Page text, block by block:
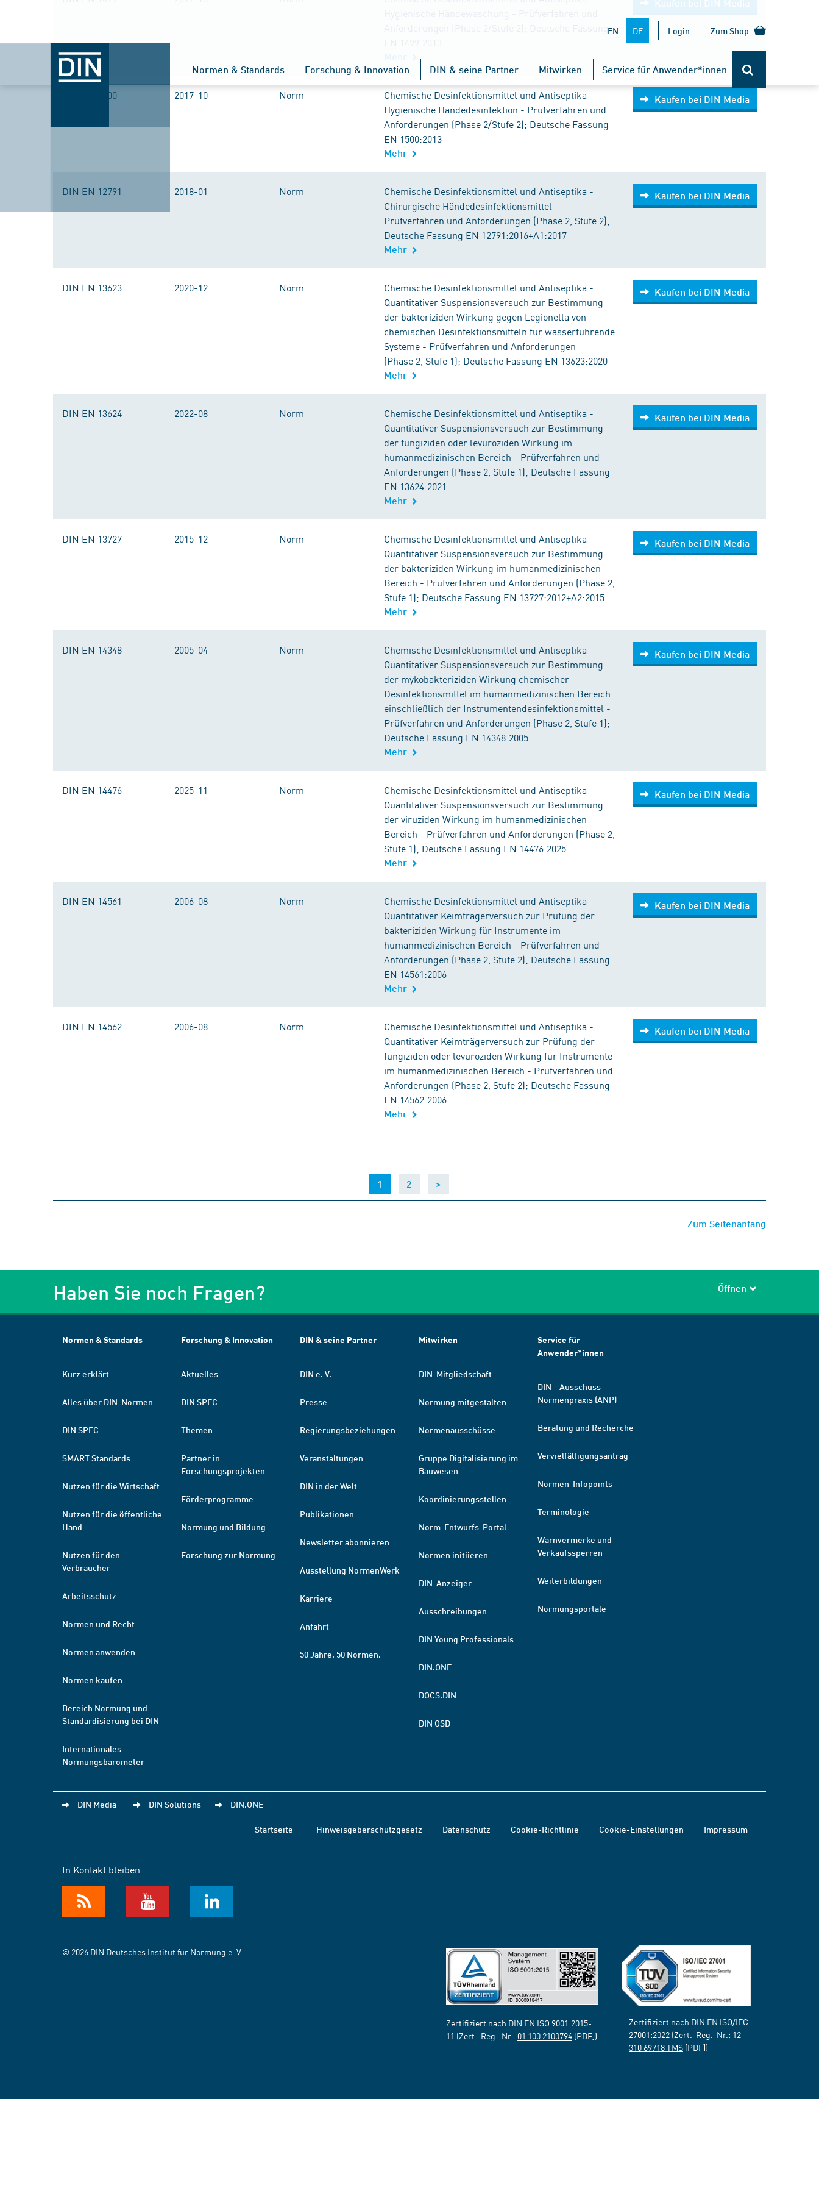
EN DE Login Zum Shop
Normen & Standards Forschung & Innovation DIN & seine Partner Mitwirken Service für Anwender*innen
Anforderungen (Phase 2/Stufe 2); Deutsche Fassung
Kaufen bei DIN Media
DIN EN 1500 2017-10 Norm
Chemische Desinfektionsmittel und Antiseptika -
Hygienische Händedesinfektion - Prüfverfahren und
Anforderungen (Phase 2/Stufe 2); Deutsche Fassung
EN 1500:2013
Mehr
Kaufen bei DIN Media
DIN EN 12791 2018-01 Norm
Chemische Desinfektionsmittel und Antiseptika -
Chirurgische Händedesinfektionsmittel -
Prüfverfahren und Anforderungen (Phase 2, Stufe 2);
Deutsche Fassung EN 12791:2016+A1:2017
Mehr
Kaufen bei DIN Media
DIN EN 13623 2020-12 Norm
Chemische Desinfektionsmittel und Antiseptika -
Quantitativer Suspensionsversuch zur Bestimmung
der bakteriziden Wirkung gegen Legionella von
chemischen Desinfektionsmitteln für wasserführende
Systeme - Prüfverfahren und Anforderungen
(Phase 2, Stufe 1); Deutsche Fassung EN 13623:2020
Mehr
Kaufen bei DIN Media
DIN EN 13624 2022-08 Norm
Chemische Desinfektionsmittel und Antiseptika -
Quantitativer Suspensionsversuch zur Bestimmung
der fungiziden oder levuroziden Wirkung im
humanmedizinischen Bereich - Prüfverfahren und
Anforderungen (Phase 2, Stufe 1); Deutsche Fassung
EN 13624:2021
Mehr
Kaufen bei DIN Media
DIN EN 13727 2015-12 Norm
Chemische Desinfektionsmittel und Antiseptika -
Quantitativer Suspensionsversuch zur Bestimmung
der bakteriziden Wirkung im humanmedizinischen
Bereich - Prüfverfahren und Anforderungen (Phase 2,
Stufe 1); Deutsche Fassung EN 13727:2012+A2:2015
Mehr
Kaufen bei DIN Media
DIN EN 14348 2005-04 Norm
Chemische Desinfektionsmittel und Antiseptika -
Quantitativer Suspensionsversuch zur Bestimmung
der mykobakteriziden Wirkung chemischer
Desinfektionsmittel im humanmedizinischen Bereich
einschließlich der Instrumentendesinfektionsmittel -
Prüfverfahren und Anforderungen (Phase 2, Stufe 1);
Deutsche Fassung EN 14348:2005
Mehr
Kaufen bei DIN Media
DIN EN 14476 2025-11 Norm
Chemische Desinfektionsmittel und Antiseptika -
Quantitativer Suspensionsversuch zur Bestimmung
der viruziden Wirkung im humanmedizinischen
Bereich - Prüfverfahren und Anforderungen (Phase 2,
Stufe 1); Deutsche Fassung EN 14476:2025
Mehr
Kaufen bei DIN Media
DIN EN 14561 2006-08 Norm
Chemische Desinfektionsmittel und Antiseptika -
Quantitativer Keimträgerversuch zur Prüfung der
bakteriziden Wirkung für Instrumente im
humanmedizinischen Bereich - Prüfverfahren und
Anforderungen (Phase 2, Stufe 2); Deutsche Fassung
EN 14561:2006
Mehr
Kaufen bei DIN Media
DIN EN 14562 2006-08 Norm
Chemische Desinfektionsmittel und Antiseptika -
Quantitativer Keimträgerversuch zur Prüfung der
fungiziden oder levuroziden Wirkung für Instrumente
im humanmedizinischen Bereich - Prüfverfahren und
Anforderungen (Phase 2, Stufe 2); Deutsche Fassung
EN 14562:2006
Mehr
Kaufen bei DIN Media
1 (current)
2 >
Zum Seitenanfang
Haben Sie noch Fragen? Öffnen
Normen & Standards
Kurz erklärt
Alles über DIN-Normen
DIN SPEC
SMART Standards
Nutzen für die Wirtschaft
Nutzen für die öffentliche
Hand
Nutzen für den
Verbraucher
Arbeitsschutz
Normen und Recht
Normen anwenden
Normen kaufen
Bereich Normung und
Standardisierung bei DIN
Internationales
Normungsbarometer
Forschung & Innovation
Aktuelles
DIN SPEC
Themen
Partner in
Forschungsprojekten
Förderprogramme
Normung und Bildung
Forschung zur Normung
DIN & seine Partner
DIN e. V.
Presse
Regierungsbeziehungen
Veranstaltungen
DIN in der Welt
Publikationen
Newsletter abonnieren
Ausstellung NormenWerk
Karriere
Anfahrt
50 Jahre. 50 Normen.
Mitwirken
DIN-Mitgliedschaft
Normung mitgestalten
Normenausschüsse
Gruppe Digitalisierung im
Bauwesen
Koordinierungsstellen
Norm-Entwurfs-Portal
Normen initiieren
DIN-Anzeiger
Ausschreibungen
DIN Young Professionals
DIN.ONE
DOCS.DIN
DIN OSD
Service für
Anwender*innen
DIN – Ausschuss
Normenpraxis (ANP)
Beratung und Recherche
Vervielfältigungsantrag
Normen-Infopoints
Terminologie
Warnvermerke und
Verkaufssperren
Weiterbildungen
Normungsportale
DIN Media DIN Solutions DIN.ONE
Startseite Hinweisgeberschutzgesetz Datenschutz Cookie-Richtlinie Cookie-Einstellungen Impressum
In Kontakt bleiben
© 2026 DIN Deutsches Institut für Normung e. V.
Zertifiziert nach DIN EN ISO 9001:2015-
11 (Zert.-Reg.-Nr.: 01 100 2100794 [PDF])
Zertifiziert nach DIN EN ISO/IEC
27001:2022 (Zert.-Reg.-Nr.: 12
310 69718 TMS [PDF])